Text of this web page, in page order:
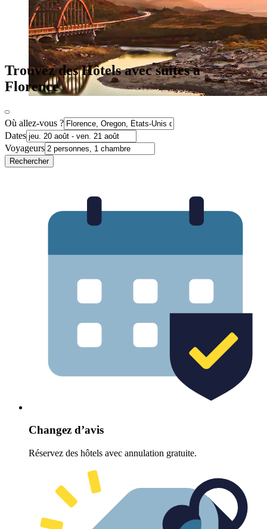
Trouvez des Hôtels avec suites à
Florence
Où allez-vous ?
Dates
Voyageurs
Rechercher
Changez d’avis
Réservez des hôtels avec annulation gratuite.